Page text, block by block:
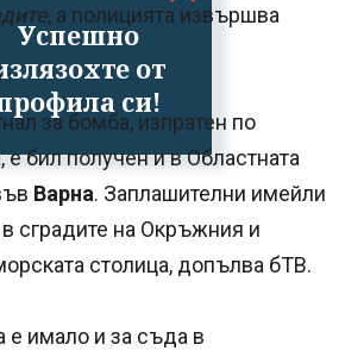
Успешно
от
си!
, а полицията извършва
за бомба, изпратен по
бил получен и в Областната
Варна. Заплашителни имейли
сградите на Окръжния и
столица, допълва бТВ.
е имало и за съда в